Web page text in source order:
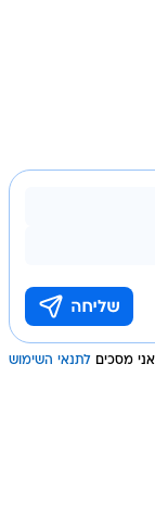
מסכים לתנאי השימוש